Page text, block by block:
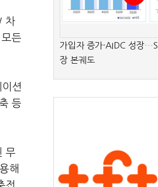
차
든
션
등
무
해
가입자 증가·AIDC 성장
장 본궤도